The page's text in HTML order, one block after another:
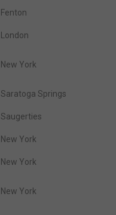
Fenton
London
New York
Saratoga Springs
Saugerties
New York
New York
New York